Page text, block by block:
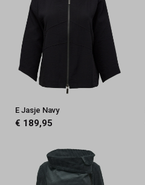
E Jasje Navy
€ 189,95